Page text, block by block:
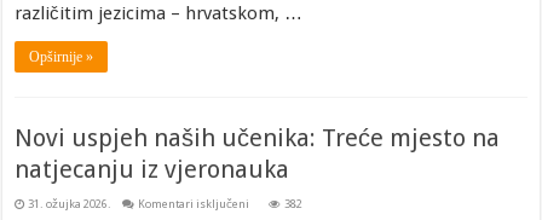
različitim jezicima – hrvatskom, …
Opširnije »
Novi uspjeh naših učenika: Treće mjesto na
natjecanju iz vjeronauka
31. ožujka 2026. Komentari isključeni 382